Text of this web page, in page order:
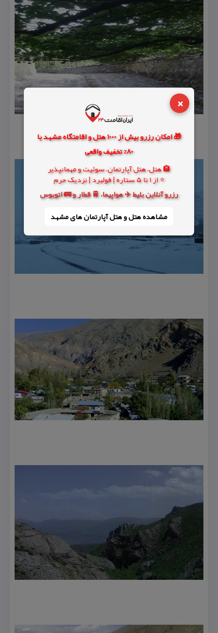
×
🎁 امکان رزرو بیش از 1000 هتل و اقامتگاه مشهد با
80% تخفیف واقعی
🏨 هتل، هتل آپارتمان، سوئیت و مهمانپذیر
⭐ از 1 تا 5 ستاره | فولبرد | نزدیک حرم
رزرو آنلاین بلیط ✈️ هواپیما، 🚆 قطار و 🚌 اتوبوس
مشاهده هتل و هتل‌ آپارتمان های مشهد